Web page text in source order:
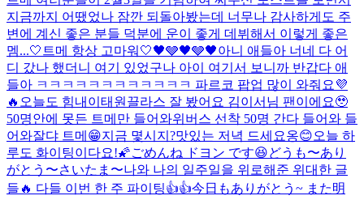
지금까지 어땠었나 잠깐 되돌아봤는데 너무나 감사하게도 주
변에 계신 좋은 분들 덕분에 운이 좋게 데뷔해서 이렇게 좋은
멤...🤍트메 항상 고마워🤍🖤🩶🖤🩶🖤아니 애들아 너네 다 어
디 갔나 했더니 여기 있었구나 아이 여기서 보니까 반갑다 애
들아 ㅋㅋㅋㅋㅋㅋㅋㅋㅋㅋㅋㅋ 파르코 팝업 많이 와줘요💜
🔥 오늘도 힘내 이태원끌라스 잘 봤어요 김이서님 팬이에요🥹
50명안에 못든 트메만 들어와위버스 선착 50명 간다 들어와 들
어와잘댜 트메😁지금 몇시지?맛있는 저녁 드세요옹😊오늘 하
루도 화이팅이다요!🌠ごめんね ドヨン です😆どうも〜あり
がとう〜さいたま〜나와 나의 일주일을 위로해준 위대한 글
들🔥 다들 이번 한 주 파이팅👍👍今日もありがとう~ また明